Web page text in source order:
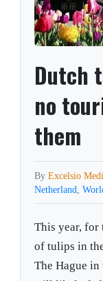
Dutch
no
them
ByExcelsio
Netherland,
This year, for
of tulips in
The Hague